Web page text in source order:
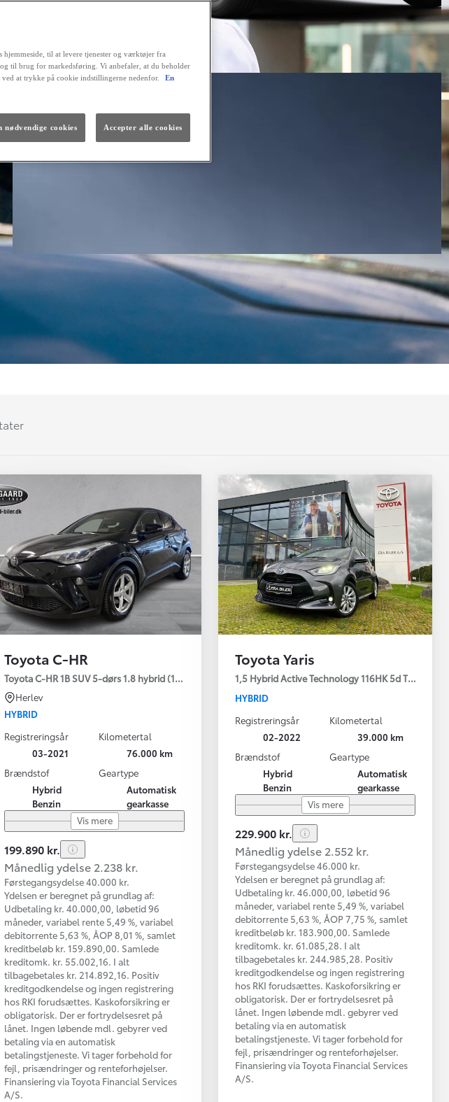
Den nye GR GT
The soul lives on.
Toyota C-HR
Toyota C-HR 1B SUV 5-dørs 1.8 hybrid (122 hk) aut. gear C-LUB - Smart
Herlev
HYBRID
Registreringsår
03-2021
Kilometertal
76.000 km
Brændstof
Hybrid
Benzin
Geartype
Automatisk
gearkasse
Vis mere
199.890 kr.
Månedlig ydelse 2.238 kr.
Førstegangsydelse 40.000 kr.
Ydelsen er beregnet på grundlag af:
Udbetaling kr. 40.000,00, løbetid 96
måneder, variabel rente 5,49 %, variabel
debitorrente 5,63 %, ÅOP 8,01 %, samlet
kreditbeløb kr. 159.890,00. Samlede
kreditomk. kr. 55.002,16. I alt
tilbagebetales kr. 214.892,16. Positiv
kreditgodkendelse og ingen registrering
hos RKI forudsættes. Kaskoforsikring er
obligatorisk. Der er fortrydelsesret på
lånet. Ingen løbende mdl. gebyrer ved
betaling via en automatisk
betalingstjeneste. Vi tager forbehold for
fejl, prisændringer og renteforhøjelser.
Finansiering via Toyota Financial Services
A/S.
Toyota Yaris
1,5 Hybrid Active Technology 116HK 5d Trinl. Gear
HYBRID
Registreringsår
02-2022
Kilometertal
39.000 km
Brændstof
Hybrid
Benzin
Geartype
Automatisk
gearkasse
Vis mere
229.900 kr.
Månedlig ydelse 2.552 kr.
Førstegangsydelse 46.000 kr.
Ydelsen er beregnet på grundlag af:
Udbetaling kr. 46.000,00, løbetid 96
måneder, variabel rente 5,49 %, variabel
debitorrente 5,63 %, ÅOP 7,75 %, samlet
kreditbeløb kr. 183.900,00. Samlede
kreditomk. kr. 61.085,28. I alt
tilbagebetales kr. 244.985,28. Positiv
kreditgodkendelse og ingen registrering
hos RKI forudsættes. Kaskoforsikring er
obligatorisk. Der er fortrydelsesret på
lånet. Ingen løbende mdl. gebyrer ved
betaling via en automatisk
betalingstjeneste. Vi tager forbehold for
fejl, prisændringer og renteforhøjelser.
Finansiering via Toyota Financial Services
A/S.
til at levere tjenester og værktøjer fra
til brug for markedsføring. Vi anbefaler, at du beholder
at trykke på cookie indstillingerne nedenfor.
En
nødvendige cookies Accepter alle cookies